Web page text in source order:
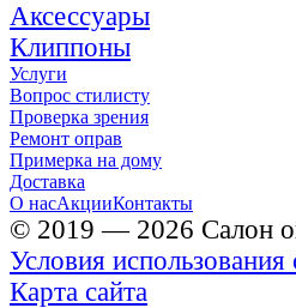
Аксессуары
Клиппоны
Услуги
Вопрос стилисту
Проверка зрения
Ремонт оправ
Примерка на дому
Доставка
О насАкцииКонтакты
© 2019 — 2026 Салон
Условия использования
Карта сайта